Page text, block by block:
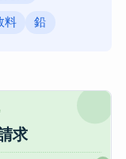
料 鉛